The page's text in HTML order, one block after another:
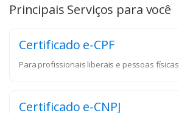
Principais Serviços para você
Certificado e-CPF
Para profissionais liberais e pessoas
Certificado e-CNPJ